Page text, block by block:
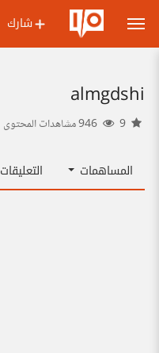
شارك
almgdshi
المساهمات التعليقات